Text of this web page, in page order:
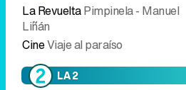
Cifras y letras
Cifras y letras
Imma TataranniLíbranos del mal
Imma TataranniLíbranos del mal
(2ª parte)